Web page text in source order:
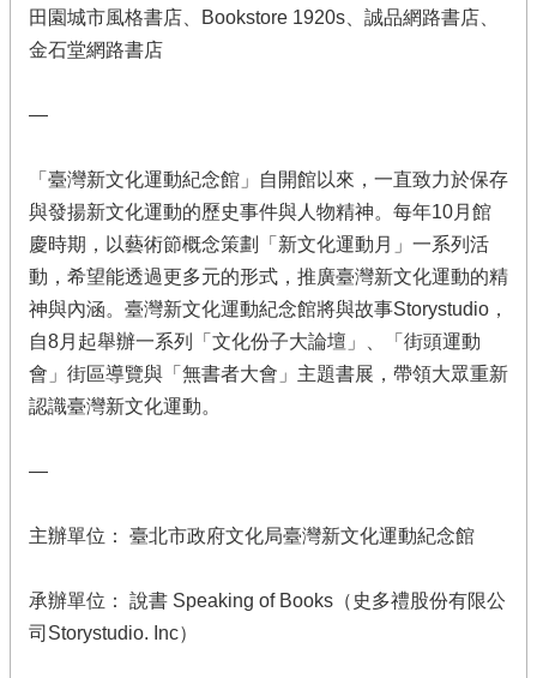
田園城市風格書店、Bookstore 1920s、誠品網路書店、
金石堂網路書店
—
「臺灣新文化運動紀念館」自開館以來，一直致力於保存
與發揚新文化運動的歷史事件與人物精神。每年10月館
慶時期，以藝術節概念策劃「新文化運動月」一系列活
動，希望能透過更多元的形式，推廣臺灣新文化運動的精
神與內涵。臺灣新文化運動紀念館將與故事Storystudio，
自8月起舉辦一系列「文化份子大論壇」、「街頭運動
會」街區導覽與「無書者大會」主題書展，帶領大眾重新
認識臺灣新文化運動。
—
主辦單位： 臺北市政府文化局臺灣新文化運動紀念館
承辦單位： 說書 Speaking of Books（史多禮股份有限公
司Storystudio. Inc）